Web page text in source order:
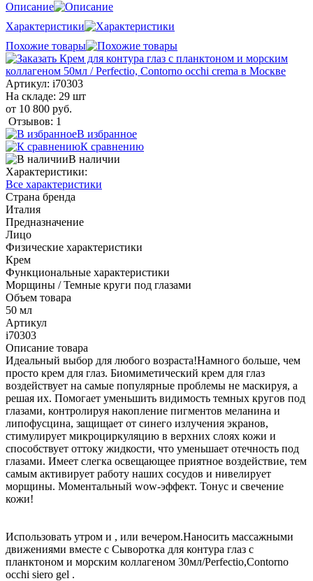
Описание
Характеристики
Похожие товары
Артикул: i70303
На складе: 29 шт
от 10 800 руб.
Отзывов: 1
В избранное
К сравнению
В наличии
Характеристики:
Все характеристики
Страна бренда
Италия
Предназначение
Лицо
Физические характеристики
Крем
Функциональные характеристики
Морщины / Темные круги под глазами
Объем товара
50 мл
Артикул
i70303
Описание товара
Идеальный выбор для любого возраста!Намного больше, чем
просто крем для глаз. Биомиметический крем для глаз
воздействует на самые популярные проблемы не маскируя, а
решая их. Помогает уменьшить видимость темных кругов под
глазами, контролируя накопление пигментов меланина и
липофусцина, защищает от синего излучения экранов,
стимулирует микроциркуляцию в верхних слоях кожи и
способствует оттоку жидкости, что уменьшает отечность под
глазами. Имеет слегка освещающее приятное воздействие, тем
самым активирует работу наших сосудов и нивелирует
морщины. Моментальный wow-эффект. Тонус и свечение
кожи!
Использовать утром и , или вечером.Наносить массажными
движениями вместе с Сыворотка для контура глаз с
планктоном и морским коллагеном 30мл/Perfectio,Contorno
occhi siero gel .